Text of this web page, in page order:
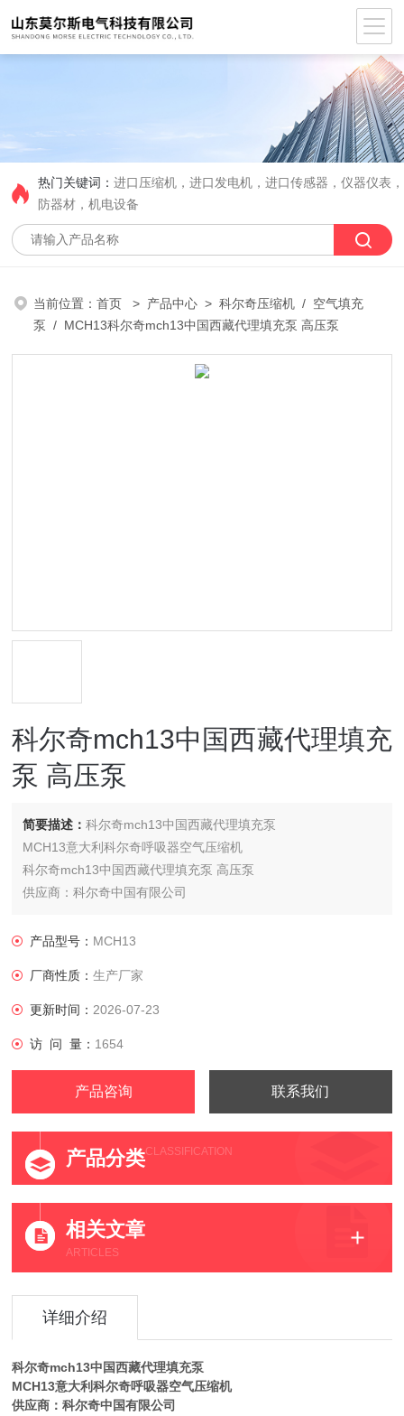
热门关键词：进口压缩机，进口发电机，进口传感器，仪器仪表
防器材，机电设备
当前位置：首页 > 产品中心 >科尔奇压缩机 / 空气填充
泵 / MCH13科尔奇mch13中国西藏代理填充泵 高压泵
科尔奇mch13中国西藏代理填充
泵 高压泵
简要描述：科尔奇mch13中国西藏代理填充泵
MCH13意大利科尔奇呼吸器空气压缩机
科尔奇mch13中国西藏代理填充泵 高压泵
供应商：科尔奇中国有限公司
型号：MCH13/ET STANDARD,这个是标准型款的型号。
产品型号： MCH13
厂商性质：生产厂家
更新时间： 2026-07-23
访 问 量： 1654
产品咨询 联系我们
产品分类CLASSIFICATION
相关文章
ARTICLES
详细介绍
科尔奇mch13中国西藏代理填充泵
MCH13意大利科尔奇呼吸器空气压缩机
供应商：科尔奇中国有限公司